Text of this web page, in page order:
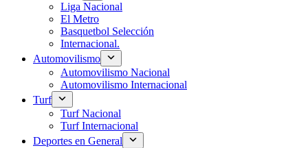
Liga Nacional
El Metro
Basquetbol Selección
Internacional.
Automovilismo
Automovilismo Nacional
Automovilismo Internacional
Turf
Turf Nacional
Turf Internacional
Deportes en General